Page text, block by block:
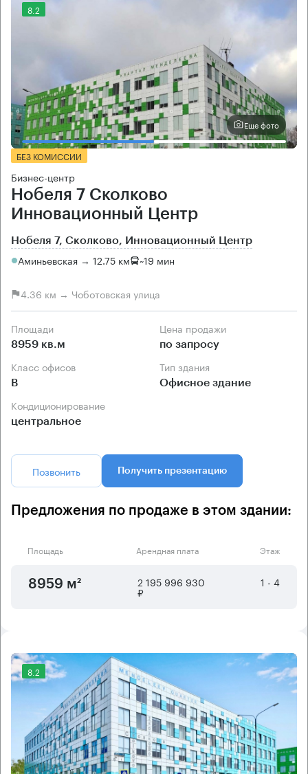
8.2
Еще фото
БЕЗ КОМИССИИ
Бизнес-центр
Нобеля 7 Сколково
Инновационный Центр
Нобеля 7, Сколково, Инновационный Центр
Аминьевская → 12.75 км ~19 мин
4.36 км → Чоботовская улица
Площади
8959 кв.м
Цена продажи
по запросу
Класс офисов
B
Тип здания
Офисное здание
Кондиционирование
центральное
Позвонить Получить презентацию
Предложения по продаже в этом здании:
Площадь Арендная плата Этаж
8959 м² 2 195 996 930
₽
1 - 4
8.2